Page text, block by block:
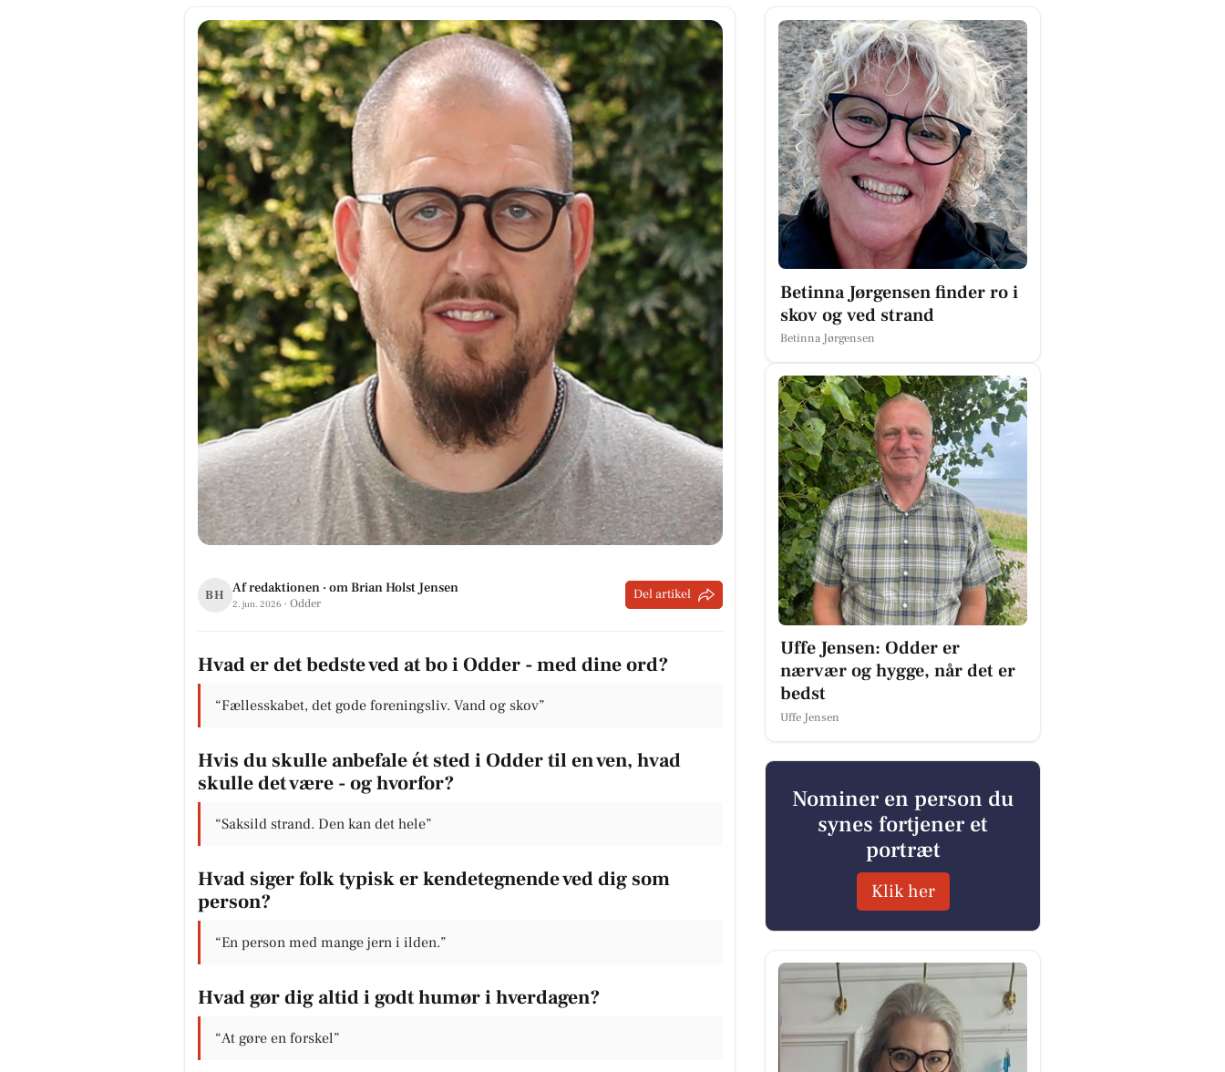
BH Af redaktionen · om Brian Holst Jensen
2. jun. 2026 · Odder
Del artikel
Hvad er det bedste ved at bo i Odder - med dine ord?
“Fællesskabet, det gode foreningsliv. Vand og skov”
Hvis du skulle anbefale ét sted i Odder til en ven, hvad
skulle det være - og hvorfor?
“Saksild strand. Den kan det hele”
Hvad siger folk typisk er kendetegnende ved dig som
person?
“En person med mange jern i ilden.”
Hvad gør dig altid i godt humør i hverdagen?
“At gøre en forskel”
Betinna Jørgensen finder ro i
skov og ved strand
Betinna Jørgensen
Uffe Jensen: Odder er
nærvær og hygge, når det er
bedst
Uffe Jensen
Nominer en person du
synes fortjener et
portræt
Klik her